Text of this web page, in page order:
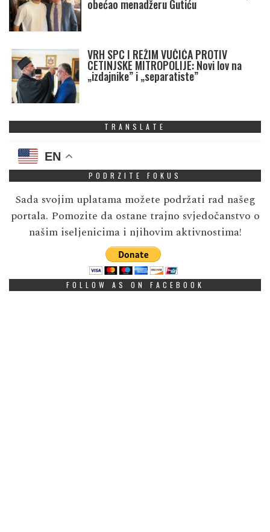
obećao menadžeru Gutiću
VRH SPC I REŽIM VUČIĆA PROTIV
CETINJSKE MITROPOLIJE: Novi lov na
„izdajnike” i „separatiste”
TRANSLATE
EN
PODRZITE FOKUS
Sada svojim uplatama možete podržati rad našeg
portala. Pomozite da ostane trajno svjedočanstvo o
našim iseljenicima i njihovim aktivnostima!
FOLLOW AS ON FACEBOOK